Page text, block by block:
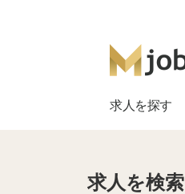
求人を探す
求人を検索